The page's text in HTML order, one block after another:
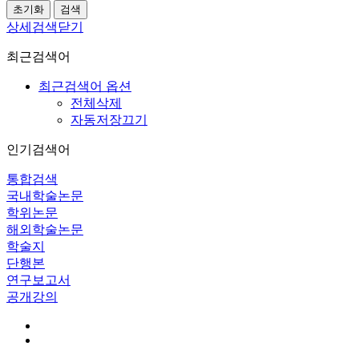
상세검색닫기
최근검색어
최근검색어 옵션
전체삭제
자동저장끄기
인기검색어
통합검색
국내학술논문
학위논문
해외학술논문
학술지
단행본
연구보고서
공개강의